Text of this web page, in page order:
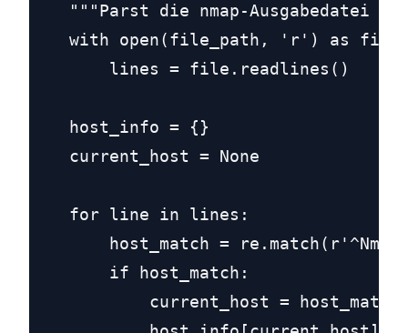
"""Parst die nmap-Ausgabedatei
with open(file_path, 'r') as
        lines = file.readlines()
    host_info = {}
    current_host = None
    for line in lines:
host_match =
        if host_match:
current_host =